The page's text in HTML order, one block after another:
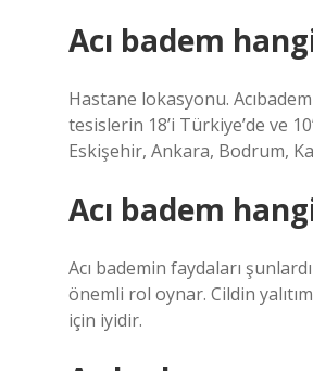
Acı badem
Hastane lokasyonu.
tesislerin 18’i Türkiye’de ve
Eskişehir, Ankara, Bodrum,
Acı badem
Acı bademin faydaları
önemli rol oynar. Cildin
için iyidir.